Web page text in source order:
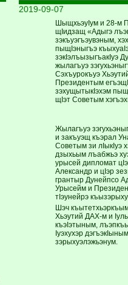
2019-09-07
ШыщхьэуIум и 28-м
щIидзащ «Адыгэ
зэкъуэгъэувэным,
пыщIэныгъэ
зэкIэлъызыгъакIуэ
жылагъуэ
Сэхъурокъуэ
Президентым
зэхущытыкIэхэм
щIэт Советым
Жылагъуэ
и закъуэщ къэрал
Советым зи лIыкIуэ
дзыхьым лъабжьэ
урысей дипломат
Александр и цIэр
грантыр Дунейпсо
Урысейм и
тIэунейрэ
Шэч
Хьэутий ДАХ-м и
къэIэтыным,
Iуэхухэр
зэрыхуэлэжьэнум.